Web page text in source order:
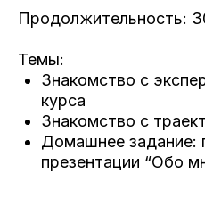
Продолжительность:
Темы:
Знакомство с
курса
Знакомство с
Домашнее задание:
презентации “Обо